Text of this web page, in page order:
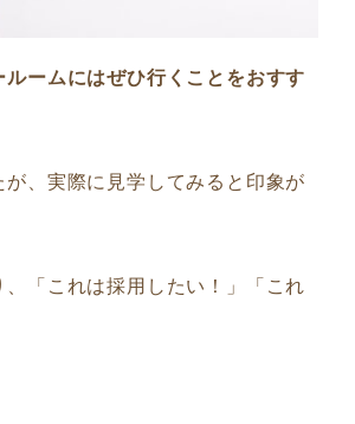
ームにはぜひ行くことをおすす
、実際に見学してみると印象が
「これは採用したい！」「これ